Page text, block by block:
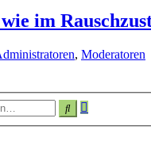
im
, Moderatoren
SucheErweiterte
Suche